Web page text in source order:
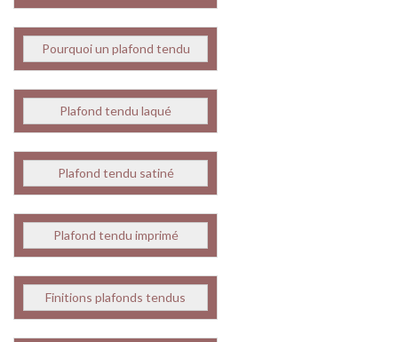
Pourquoi un plafond tendu
Plafond tendu laqué
Plafond tendu satiné
Plafond tendu imprimé
Finitions plafonds tendus